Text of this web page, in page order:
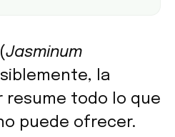
Jasminum
la
resume todo lo que
puede ofrecer.